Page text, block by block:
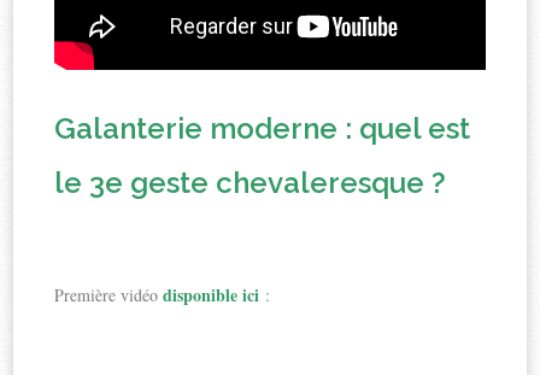
Galanterie moderne : quel est
le 3e geste chevaleresque ?
Première vidéodisponible ici :